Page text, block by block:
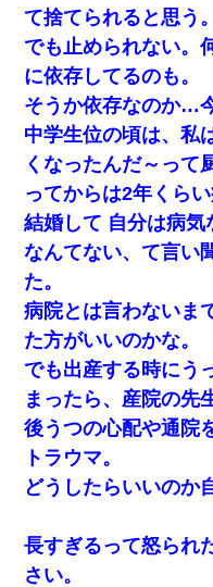
医者「糖尿病で余命1年
ぬなら食べる量増やすわ
ずっとニートだと思っ
いでるとか知らなかっ
小2の頃、妹と昼寝して
げ場がなかった。妹を
いてたら…
義兄嫁が義実家で「コ
せて下さい」と言い出し
32歳ワイ、34歳の可愛
い無事死亡・・・
妻と同居し始めたときか
てない？音楽聞こえる
「パワハラを受けたから
いたら、速攻でパワハラ
た。
今日夫の実家に泊った
モッコリしてた
て捨てられると思う。
でも止められない。
に依存してるのも。
そうか依存なのか…
中学生位の頃は、私
くなったんだ～って
ってからは2年くら
結婚して 自分は病気
なんてない、て言い
た。
病院とは言わないま
た方がいいのかな。
でも出産する時にう
まったら、産院の先
後うつの心配や通院
トラウマ。
どうしたらいいのか
長すぎるって怒られ
さい。